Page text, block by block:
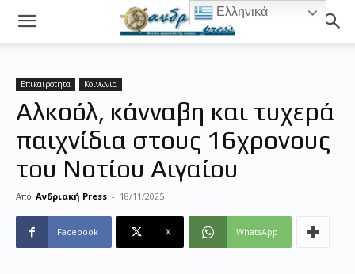
Επικαιροτητα Κοινωνια
Αλκοόλ, κάνναβη και τυχερά
παιχνίδια στους 16χρονους
του Νοτίου Αιγαίου
Από Ανδριακή Press - 18/11/2025
Facebook X WhatsApp
Ελληνικά